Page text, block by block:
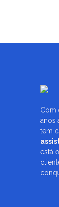
Com
anos
tem
está